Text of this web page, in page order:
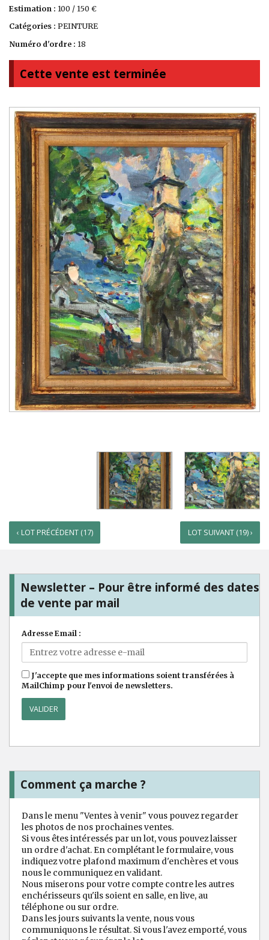
Estimation : 100 / 150 €
Catégories : PEINTURE
Numéro d'ordre : 18
Cette vente est terminée
‹ LOT PRÉCÉDENT (17) LOT SUIVANT (19) ›
Newsletter – Pour être informé des dates
de vente par mail
Adresse Email :
J'accepte que mes informations soient transférées à
MailChimp pour l'envoi de newsletters.
Comment ça marche ?
Dans le menu "Ventes à venir" vous pouvez regarder
les photos de nos prochaines ventes.
Si vous êtes intéressés par un lot, vous pouvez laisser
un ordre d'achat. En complétant le formulaire, vous
indiquez votre plafond maximum d'enchères et vous
nous le communiquez en validant.
Nous miserons pour votre compte contre les autres
enchérisseurs qu'ils soient en salle, en live, au
téléphone ou sur ordre.
Dans les jours suivants la vente, nous vous
communiquons le résultat. Si vous l'avez emporté, vous